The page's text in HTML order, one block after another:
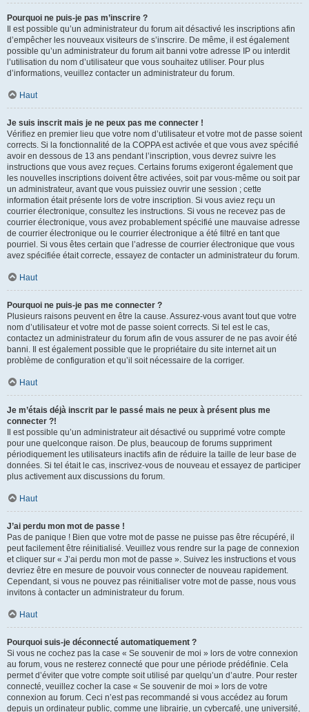
Pourquoi ne puis-je pas m’inscrire ?
Il est possible qu’un administrateur du forum ait désactivé les inscriptions afin
d’empêcher les nouveaux visiteurs de s’inscrire. De même, il est également
possible qu’un administrateur du forum ait banni votre adresse IP ou interdit
l’utilisation du nom d’utilisateur que vous souhaitez utiliser. Pour plus
d’informations, veuillez contacter un administrateur du forum.
Haut
Je suis inscrit mais je ne peux pas me connecter !
Vérifiez en premier lieu que votre nom d’utilisateur et votre mot de passe soient
corrects. Si la fonctionnalité de la COPPA est activée et que vous avez spécifié
avoir en dessous de 13 ans pendant l’inscription, vous devrez suivre les
instructions que vous avez reçues. Certains forums exigeront également que
les nouvelles inscriptions doivent être activées, soit par vous-même ou soit par
un administrateur, avant que vous puissiez ouvrir une session ; cette
information était présente lors de votre inscription. Si vous aviez reçu un
courrier électronique, consultez les instructions. Si vous ne recevez pas de
courrier électronique, vous avez probablement spécifié une mauvaise adresse
de courrier électronique ou le courrier électronique a été filtré en tant que
pourriel. Si vous êtes certain que l’adresse de courrier électronique que vous
avez spécifiée était correcte, essayez de contacter un administrateur du forum.
Haut
Pourquoi ne puis-je pas me connecter ?
Plusieurs raisons peuvent en être la cause. Assurez-vous avant tout que votre
nom d’utilisateur et votre mot de passe soient corrects. Si tel est le cas,
contactez un administrateur du forum afin de vous assurer de ne pas avoir été
banni. Il est également possible que le propriétaire du site internet ait un
problème de configuration et qu’il soit nécessaire de la corriger.
Haut
Je m’étais déjà inscrit par le passé mais ne peux à présent plus me
connecter ?!
Il est possible qu’un administrateur ait désactivé ou supprimé votre compte
pour une quelconque raison. De plus, beaucoup de forums suppriment
périodiquement les utilisateurs inactifs afin de réduire la taille de leur base de
données. Si tel était le cas, inscrivez-vous de nouveau et essayez de participer
plus activement aux discussions du forum.
Haut
J’ai perdu mon mot de passe !
Pas de panique ! Bien que votre mot de passe ne puisse pas être récupéré, il
peut facilement être réinitialisé. Veuillez vous rendre sur la page de connexion
et cliquer sur « J’ai perdu mon mot de passe ». Suivez les instructions et vous
devriez être en mesure de pouvoir vous connecter de nouveau rapidement.
Cependant, si vous ne pouvez pas réinitialiser votre mot de passe, nous vous
invitons à contacter un administrateur du forum.
Haut
Pourquoi suis-je déconnecté automatiquement ?
Si vous ne cochez pas la case « Se souvenir de moi » lors de votre connexion
au forum, vous ne resterez connecté que pour une période prédéfinie. Cela
permet d’éviter que votre compte soit utilisé par quelqu’un d’autre. Pour rester
connecté, veuillez cocher la case « Se souvenir de moi » lors de votre
connexion au forum. Ceci n’est pas recommandé si vous accédez au forum
depuis un ordinateur public, comme une librairie, un cybercafé, une université,